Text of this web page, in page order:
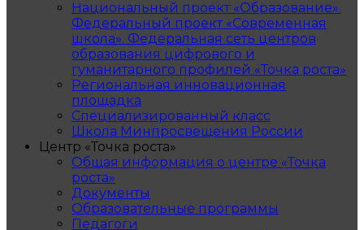
Национальный проект «Образование».
Федеральный проект «Современная
школа». Федеральная сеть центров
образования цифрового и
гуманитарного профилей «Точка роста»
Региональная инновационная
площадка
Специализированный класс
Школа Минпросвещения России
Центр «Точка роста»
Общая информация о центре «Точка
роста»
Документы
Образовательные программы
Педагоги